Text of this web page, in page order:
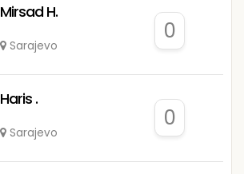
Mirsad H.
Sarajevo
0
Haris .
Sarajevo
0